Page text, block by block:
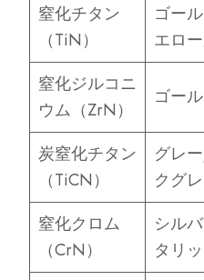
窒化チタン
（TiN）
ゴー
エロ
窒化ジルコニ
ウム（ZrN）
ゴー
炭窒化チタン
（TiCN）
グレ
クグ
窒化クロム
（CrN）
シル
タリ